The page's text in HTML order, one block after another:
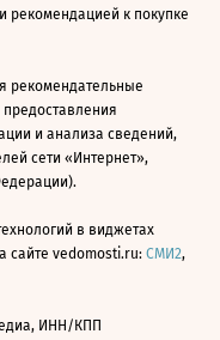
рекомендацией к покупке
рекомендательные
и анализа сведений,
сети «Интернет»,
в виджетах
сайте vedomosti.ru: СМИ2,
ИНН/КПП